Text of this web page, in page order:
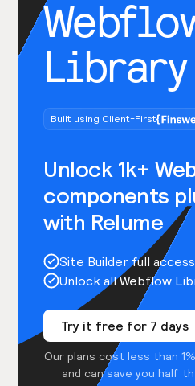
Library
Built using Client-First
Unlock 1k+
components
with Relume
Site Builder full access
Unlock all Webflow
Try it free for 7 days
Our plans cost less than
and can save you half